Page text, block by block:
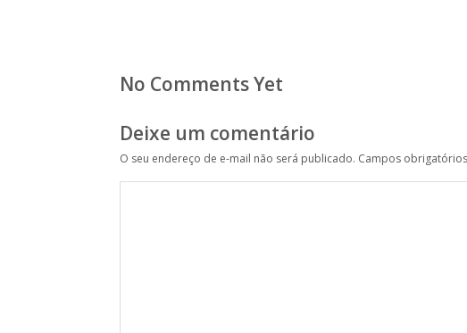
No Comments Yet
Deixe um comentário
O seu endereço de e-mail não será publicado. Campos